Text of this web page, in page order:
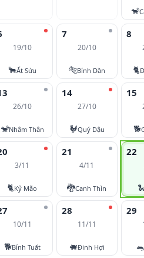
🐒
19/10
🐂Ất Sửu
7
20/10
🐅Bính Dần
8
🐈
26/10
🐒Nhâm Thân
14
27/10
🐓Quý Dậu
15
🐕
3/11
🐈Kỷ Mão
21
4/11
🐉Canh Thìn
22
10/11
🐕Bính Tuất
28
11/11
🐖Đinh Hợi
29
🐀